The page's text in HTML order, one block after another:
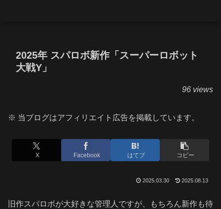
2025年 スパロボ新作「スーパーロボット
大戦Y」
96 views
※ 当ブログはアフィリエイト広告を掲載しています。
X Facebook はてブ コピー
2025.03.30 2025.08.13
旧作スパロボが大好きな管理人ですが、もちろん新作も待